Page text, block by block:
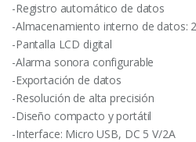
-Registro automático de datos
-Almacenamiento interno de datos:
-Pantalla LCD digital
-Alarma sonora configurable
-Exportación de datos
-Resolución de alta precisión
-Diseño compacto y portátil
-Interface: Micro USB, DC 5 V/2A